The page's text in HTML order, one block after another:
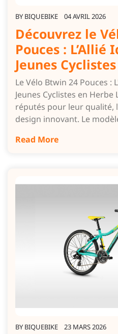
BY BIQUEBIKE 04 AVRIL 2026
Découvrez le
Pouces : L’Allié
Jeunes Cyclistes
Le Vélo Btwin 24 Pouces :
Jeunes Cyclistes en
réputés pour leur
design innovant. Le
Read More
BY BIQUEBIKE 23 MARS 2026